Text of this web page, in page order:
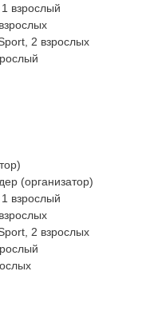
взрослый
2 взрослых
(организатор)
взрослый
2 взрослых